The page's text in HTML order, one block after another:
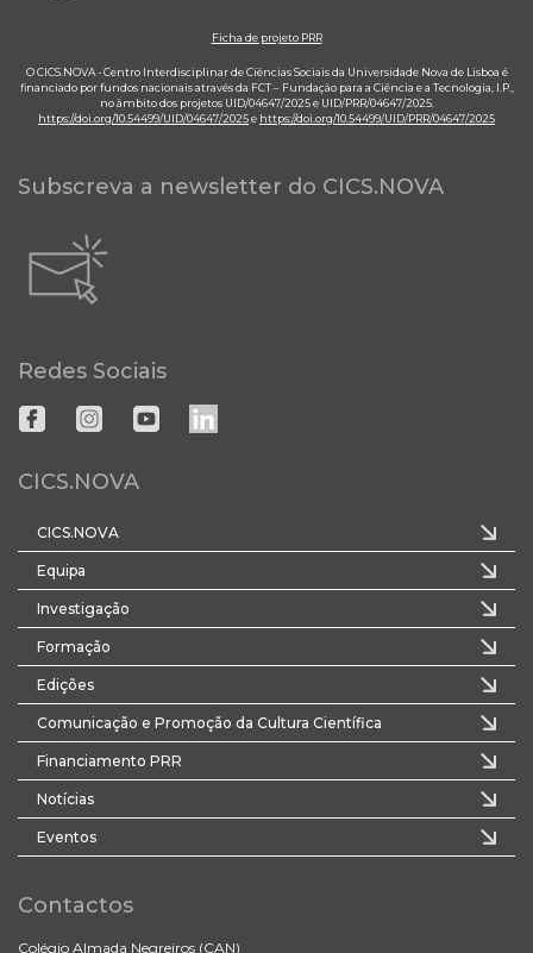
Ficha de projeto PRR
O CICS.NOVA - Centro Interdisciplinar de Ciências Sociais da Universidade Nova de Lisboa é
financiado por fundos nacionais através da FCT – Fundação para a Ciência e a Tecnologia, I.P.,
no âmbito dos projetos UID/04647/2025 e UID/PRR/04647/2025.
https://doi.org/10.54499/UID/04647/2025e https://doi.org/10.54499/UID/PRR/04647/2025
Subscreva a newsletter do CICS.NOVA
Redes Sociais
CICS.NOVA
CICS.NOVA
Equipa
Investigação
Formação
Edições
Comunicação e Promoção da Cultura Científica
Financiamento PRR
Notícias
Eventos
Contactos
Colégio Almada Negreiros (CAN)